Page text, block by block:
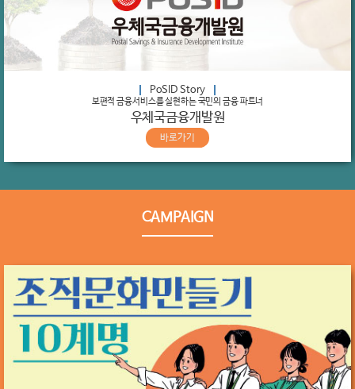
PoSID Story
보편적 금융서비스를 실현하는 국민의 금융 파트너
우체국금융개발원
바로가기
CAMPAIGN